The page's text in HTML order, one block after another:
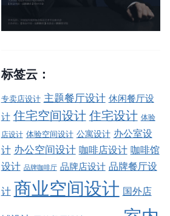
标签云：
专卖店设计 主题餐厅设计 休闲餐厅设
计 住宅空间设计 住宅设计 体验
店设计 体验空间设计 公寓设计 办公室设
计 办公空间设计 咖啡店设计 咖啡馆
设计 品牌咖啡厅 品牌店设计 品牌餐厅设
计 商业空间设计 国外店